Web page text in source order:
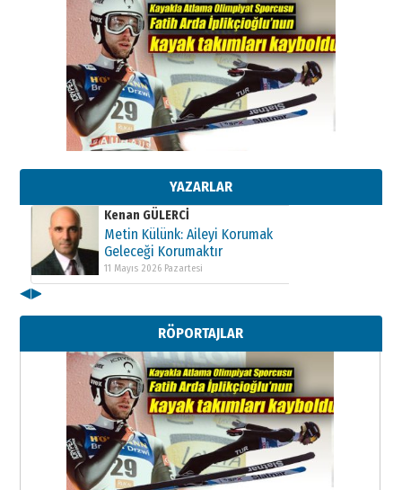
YAZARLAR
Kenan GÜLERCİ
Metin Külünk: Aileyi Korumak
11 Mayıs 2026 Pazartesi
Kenan GÜLERCİ
Metin Külünk: Aileyi Korumak
Geleceği Korumaktır
11 Mayıs 2026 Pazartesi
Metin Külünk: Aileyi Korumak
Geleceği Korumaktır
11 Mayıs 2026 Pazartesi
◀▶
RÖPORTAJLAR